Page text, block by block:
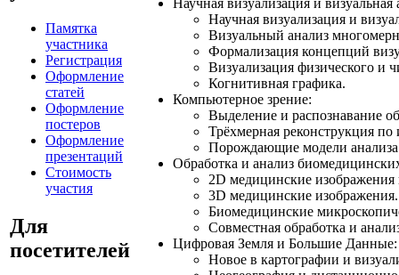
Памятка
участника
Регистрация
Оформление
статей
Оформление
постеров
Оформление
презентаций
Стоимость
участия
Для
посетителей
Научная визуализация и
Визуальный анализ
Формализация концепций
Визуализация физического и
Когнитивная графика.
Компьютерное зрение:
Выделение и распознавание
Трёхмерная реконструкция
Порождающие модели анализа
Обработка и анализ
2D медицинские изображения
3D медицинские изображения.
Биомедицинские
Совместная обработка и
Цифровая Земля и Большие Данные:
Новое в картографии и